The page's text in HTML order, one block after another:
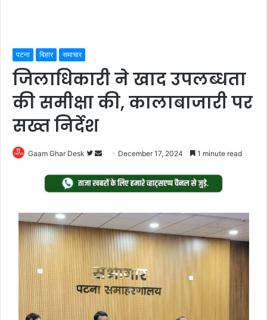
पटना बिहार समाचार
जिलाधिकारी ने खाद उपलब्धता
की समीक्षा की, कालाबाजारी पर
सख्त निर्देश
Gaam Ghar Desk
Follow
Twitter
Send
email
December 17, 2024 1 minute read